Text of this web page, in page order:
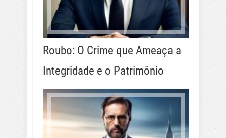
Roubo: O Crime que Ameaça a
Integridade e o Patrimônio